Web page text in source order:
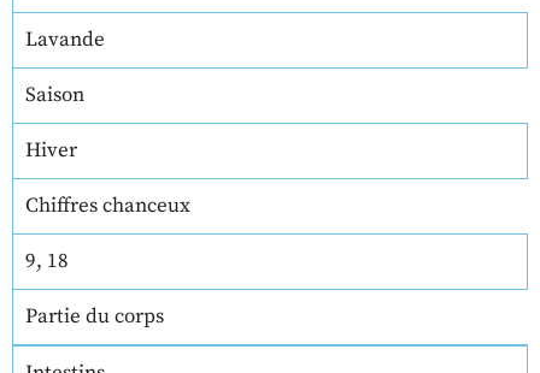
Lavande
Saison
Hiver
Chiffres chanceux
9, 18
Partie du corps